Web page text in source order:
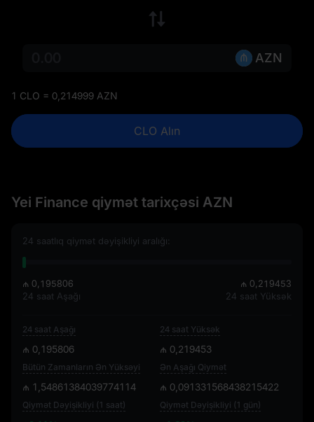
AZN
1 CLO = 0,214999 AZN
CLO Alın
Yei Finance qiymət tarixçəsi AZN
24 saatlıq qiymət dəyişikliyi aralığı:
₼ 0,195806
24 saat Aşağı
₼ 0,219453
24 saat Yüksək
24 saat Aşağı
₼ 0,195806
24 saat Yüksək
₼ 0,219453
Bütün Zamanların Ən Yüksəyi
₼ 1,54861384039774114
Ən Aşağı Qiymət
₼ 0,091331568438215422
Qiymət Dəyişikliyi (1 saat) Qiymət Dəyişikliyi (1 gün)